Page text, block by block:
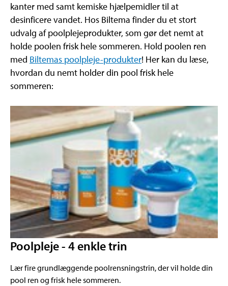
kanter med samt kemiske hjælpemidler til at
desinficere vandet. Hos Biltema finder du et stort
udvalg af poolplejeprodukter, som gør det nemt at
holde poolen frisk hele sommeren. Hold poolen ren
med Biltemas poolpleje-produkter! Her kan du læse,
hvordan du nemt holder din pool frisk hele
sommeren:
Poolpleje - 4 enkle trin
Lær fire grundlæggende poolrensningstrin, der vil holde din
pool ren og frisk hele sommeren.